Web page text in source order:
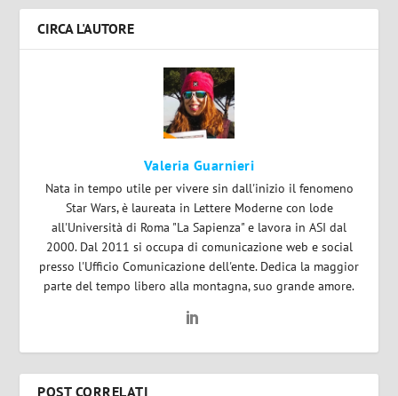
CIRCA L'AUTORE
Valeria Guarnieri
Nata in tempo utile per vivere sin dall'inizio il fenomeno
Star Wars, è laureata in Lettere Moderne con lode
all'Università di Roma "La Sapienza" e lavora in ASI dal
2000. Dal 2011 si occupa di comunicazione web e social
presso l'Ufficio Comunicazione dell'ente. Dedica la maggior
parte del tempo libero alla montagna, suo grande amore.
POST CORRELATI